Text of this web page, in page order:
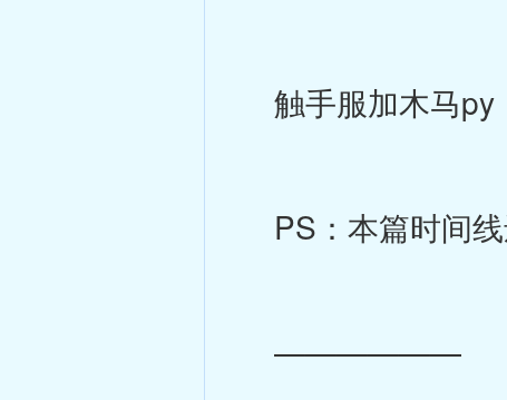
触手服加木马py
PS：本篇时间
——————